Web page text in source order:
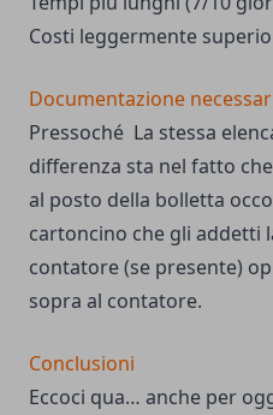
Costi leggermente
Documentazione
Pressoché La stessa
differenza sta nel fatto
al posto della bolletta
cartoncino che gli addetti
contatore (se presente)
sopra al contatore.
Conclusioni
Eccoci qua… anche per